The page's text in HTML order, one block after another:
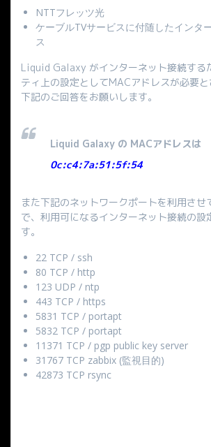
NTTフレッツ光
ケーブルTVサービスに付随したインタ
ス
Liquid Galaxy がインターネット接続する
ティ上の設定としてMACアドレスが必要と
下記のご回答をお願いします。
Liquid Galaxy の MACアドレスは
0c:c4:7a:51:5f:54
また下記のネットワークポートを利用させ
で、利用可になるインターネット接続の設
す。
22 TCP / ssh
80 TCP / http
123 UDP / ntp
443 TCP / https
5831 TCP / portapt
5832 TCP / portapt
11371 TCP / pgp public key server
31767 TCP zabbix (監視目的)
42873 TCP rsync